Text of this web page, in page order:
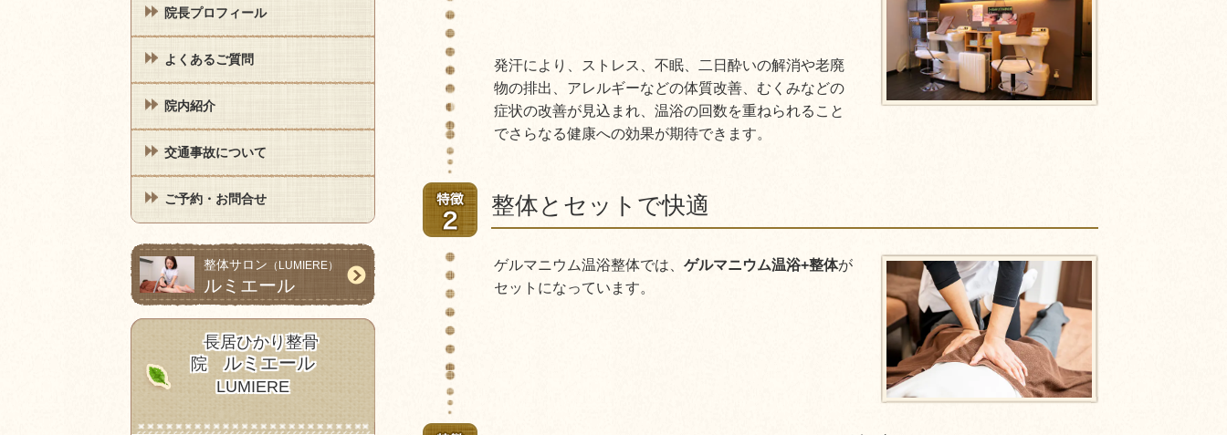
発汗により、ストレス、不眠、二日酔いの解消や老廃
物の排出、アレルギーなどの体質改善、むくみなどの
症状の改善が見込まれ、温浴の回数を重ねられること
でさらなる健康への効果が期待できます。
整体とセットで快適
ゲルマニウム温浴整体では、 ゲルマニウム温浴+整体が
セットになっています。
院長プロフィール
よくあるご質問
院内紹介
交通事故について
ご予約・お問合せ
整体サロン （LUMIERE）
ルミエール
長居ひかり整骨
院
ルミエール
LUMIERE